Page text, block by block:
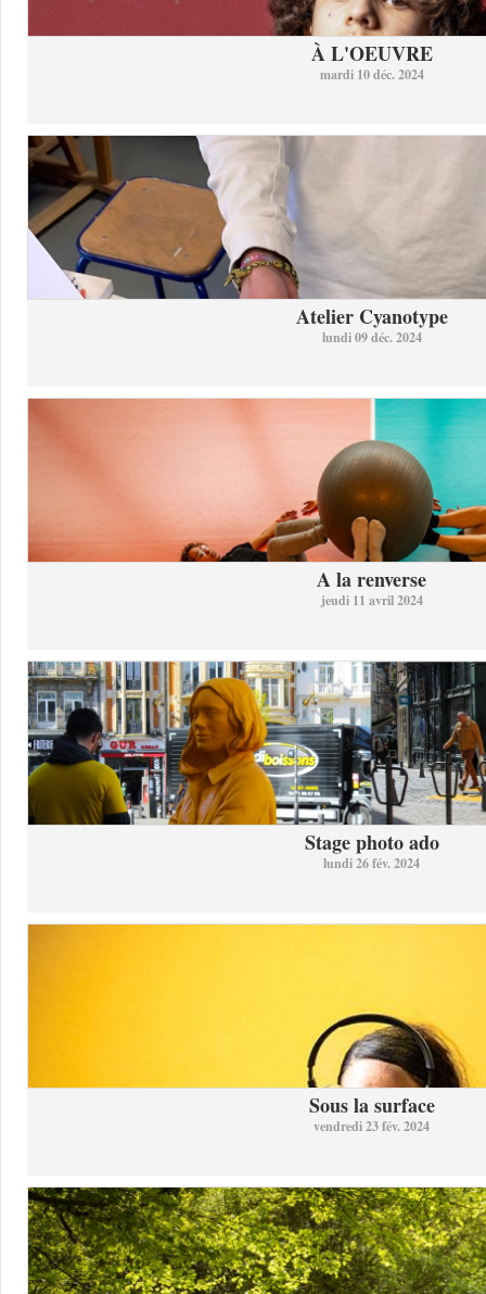
À L'OEUVRE
mardi 10 déc. 2024
Atelier Cyanotype
lundi 09 déc. 2024
A la renverse
jeudi 11 avril 2024
Stage photo ado
lundi 26 fév. 2024
Sous la surface
vendredi 23 fév. 2024